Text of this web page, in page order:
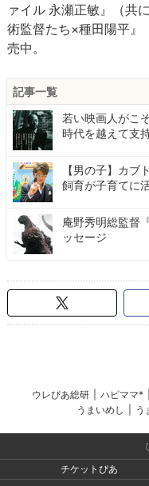
ァイル 永瀬正敏』（共
術監督たち×種田陽平』
売中。
記事一覧
若い映画人がこ
時代を越えて支
【男の子】カブ
飼育が子育てに
庵野秀明総監督
ッセージ
ウレぴあ総研 ハピママ*
うまいめし
う
チケットぴあ